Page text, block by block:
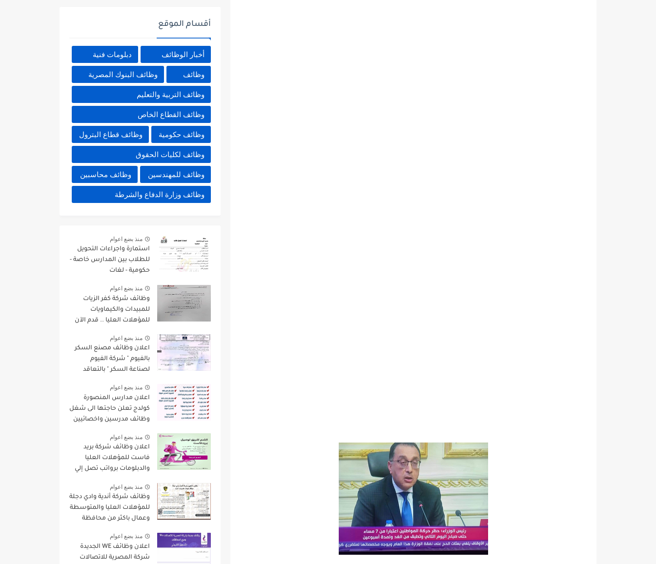
أقسام الموقع
أخبار الوظائف دبلومات فنية
وظائف وظائف البنوك المصرية
وظائف التربية والتعليم
وظائف القطاع الخاص
وظائف حكومية وظائف قطاع البترول
وظائف لكليات الحقوق
وظائف للمهندسين وظائف محاسبين
وظائف وزارة الدفاع والشرطة
منذ بضع اعوام
استمارة واجراءات التحويل
للطلاب بين المدارس خاصة -
حكومية - لغات
منذ بضع اعوام
وظائف شركة كفر الزيات
للمبيدات والكيماويات
للمؤهلات العليا .. قدم الآن
منذ بضع اعوام
اعلان وظائف مصنع السكر
بالفيوم " شركة الفيوم
لصناعة السكر " بالتعاقد
منذ بضع اعوام
اعلان مدارس المنصورة
كولدج تعلن حاجتها الى شغل
وظائف مدرسين واخصائيين
التخصصات للعام الدراسى
الجديد 2022 / 2023
منذ بضع اعوام
اعلان وظائف شركة بريد
فاست للمؤهلات العليا
والدبلومات برواتب تصل إلي
منذ بضع اعوام
وظائف شركة أندية وادي دجلة
للمؤهلات العليا والمتوسطة
وعمال باكثر من محافظة
منذ بضع اعوام
اعلان وظائف WE الجديدة
شركة المصرية للاتصالات